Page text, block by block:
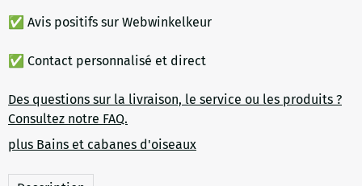
✅ Avis positifs sur Webwinkelkeur
✅ Contact personnalisé et direct
Des questions sur la livraison, le service ou les produits ?
Consultez notre FAQ.
plus Bains et cabanes d'oiseaux